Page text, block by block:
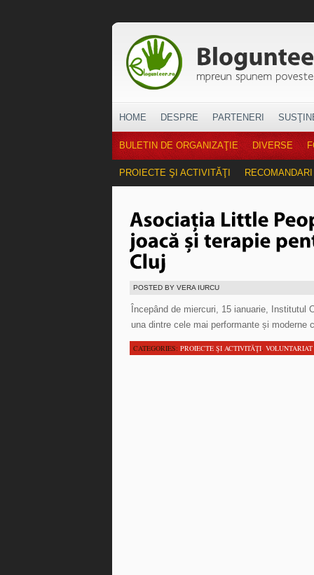
HOME DESPRE PARTENERI
BULETIN DE ORGANIZAŢIE DIVERSE
PROIECTE ŞI ACTIVITĂŢI RECOMANDARI
POSTED BY VERA IURCU
Începând de miercuri, 15 ianuarie, Institutul
una dintre cele mai performante și moderne
CATEGORIES: PROIECTE ŞI ACTIVITĂŢI, VOLUNTARIAT